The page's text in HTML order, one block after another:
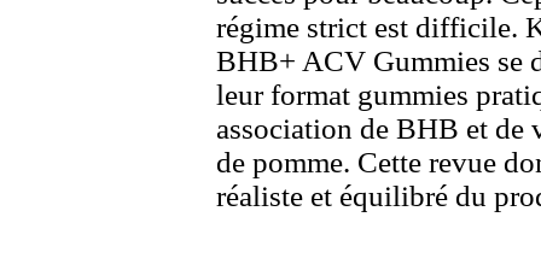
régime strict est difficile.
BHB+ ACV Gummies se
leur format gummies
association de BHB et de
de pomme. Cette revue
réaliste et équilibré du